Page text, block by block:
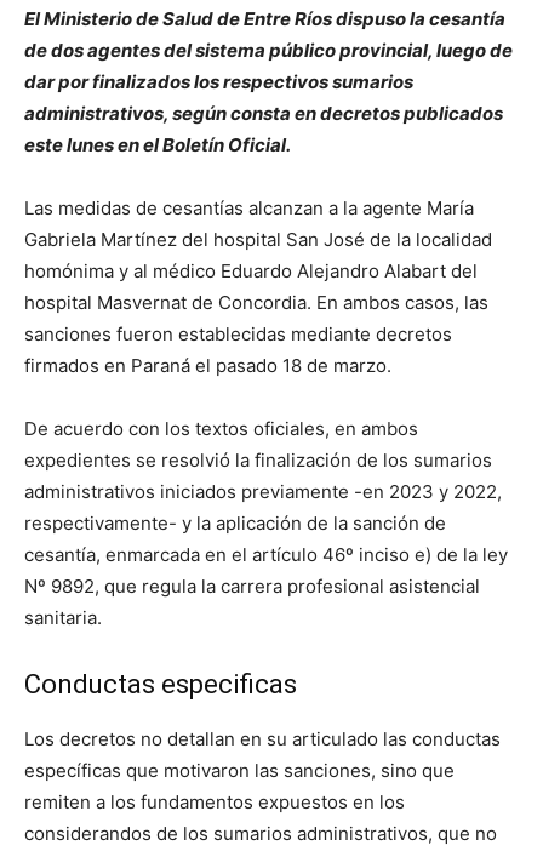
El Ministerio de Salud de Entre Ríos dispuso la cesantía
de dos agentes del sistema público provincial, luego de
dar por finalizados los respectivos sumarios
administrativos, según consta en decretos publicados
este lunes en el Boletín Oficial.
Las medidas de cesantías alcanzan a la agente María
Gabriela Martínez del hospital San José de la localidad
homónima y al médico Eduardo Alejandro Alabart del
hospital Masvernat de Concordia. En ambos casos, las
sanciones fueron establecidas mediante decretos
firmados en Paraná el pasado 18 de marzo.
De acuerdo con los textos oficiales, en ambos
expedientes se resolvió la finalización de los sumarios
administrativos iniciados previamente -en 2023 y 2022,
respectivamente- y la aplicación de la sanción de
cesantía, enmarcada en el artículo 46º inciso e) de la ley
Nº 9892, que regula la carrera profesional asistencial
sanitaria.
Conductas especificas
Los decretos no detallan en su articulado las conductas
específicas que motivaron las sanciones, sino que
remiten a los fundamentos expuestos en los
considerandos de los sumarios administrativos, que no